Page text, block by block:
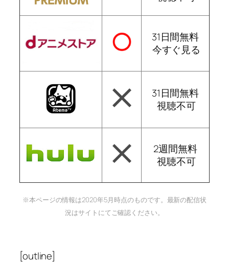
31日間無料
今すぐ見る
31日間無料
視聴不可
2週間無料
視聴不可
※本ページの情報は2020年5月時点のものです。最新の配信状
況はサイトにてご確認ください。
[outline]